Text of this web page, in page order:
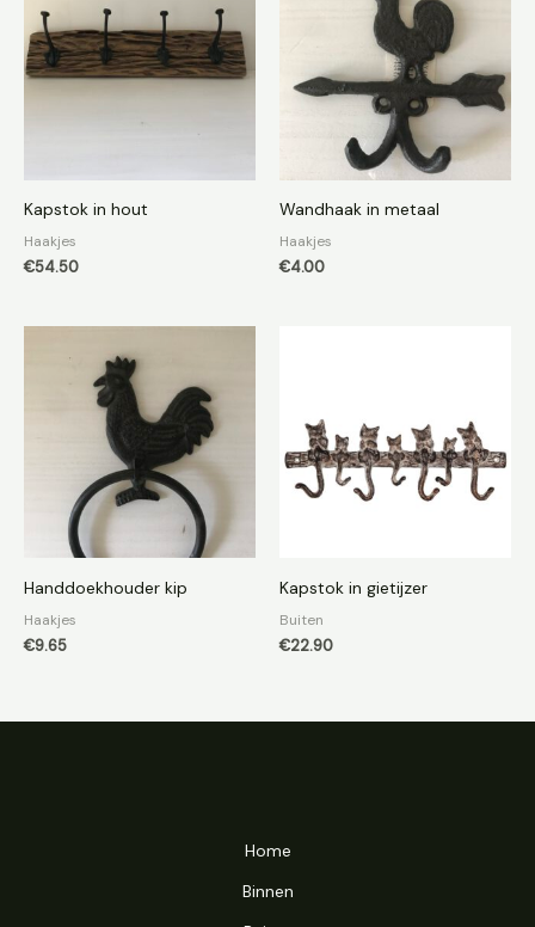
Kapstok in hout
Haakjes
€54.50
Wandhaak in metaal
Haakjes
€4.00
Handdoekhouder kip
Haakjes
€9.65
Kapstok in gietijzer
Buiten
€22.90
Home
Binnen